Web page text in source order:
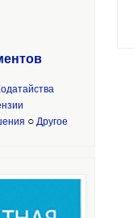
○ Другое